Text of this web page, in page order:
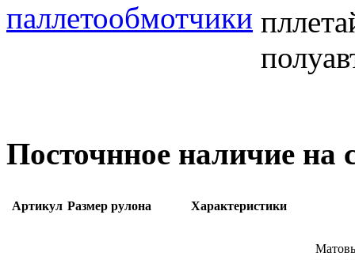
паллетообмотчики
Посточнное наличие на
Артикул Размер рулона Характеристики